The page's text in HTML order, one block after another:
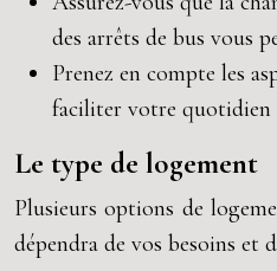
des arrêts de bus vous
Prenez en compte les
faciliter votre quotidien
Le type de logement
Plusieurs options de
dépendra de vos besoins et